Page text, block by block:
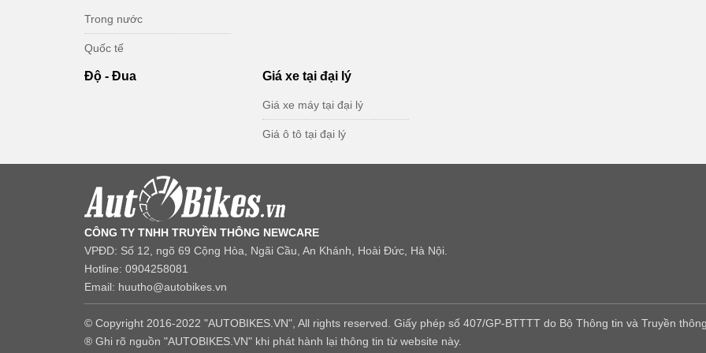
Trong nước
Quốc tế
Độ - Đua Giá xe tại đại lý
Giá xe máy tại đại lý
Giá ô tô tại đại lý
CÔNG TY TNHH TRUYỀN THÔNG NEWCARE
VPĐD: Số 12, ngõ 69 Cộng Hòa, Ngãi Cầu, An Khánh, Hoài Đức, Hà Nội.
Hotline: 0904258081
Email: huutho@autobikes.vn
© Copyright 2016-2022 "AUTOBIKES.VN", All rights reserved. Giấy phép số 407/GP-BTTTT do Bộ Thông tin và Truyền
® Ghi rõ nguồn "AUTOBIKES.VN" khi phát hành lại thông tin từ website này.